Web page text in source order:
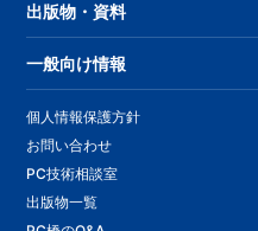
出版物・資料
一般向け情報
個人情報保護方針
お問い合わせ
PC技術相談室
出版物一覧